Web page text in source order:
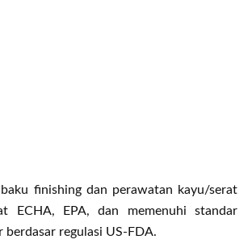
baku finishing dan perawatan kayu/serat
ECHA, EPA, dan memenuhi standar
berdasar regulasi US-FDA.